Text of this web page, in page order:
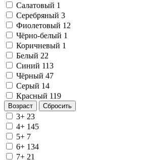
Салатовый 1
Серебряный 3
Фиолетовый 12
Чёрно-белый 1
Коричневый 1
Белый 22
Синий 113
Чёрный 47
Серый 14
Красный 119
Возраст Сбросить
3+ 23
4+ 145
5+ 7
6+ 134
7+ 21